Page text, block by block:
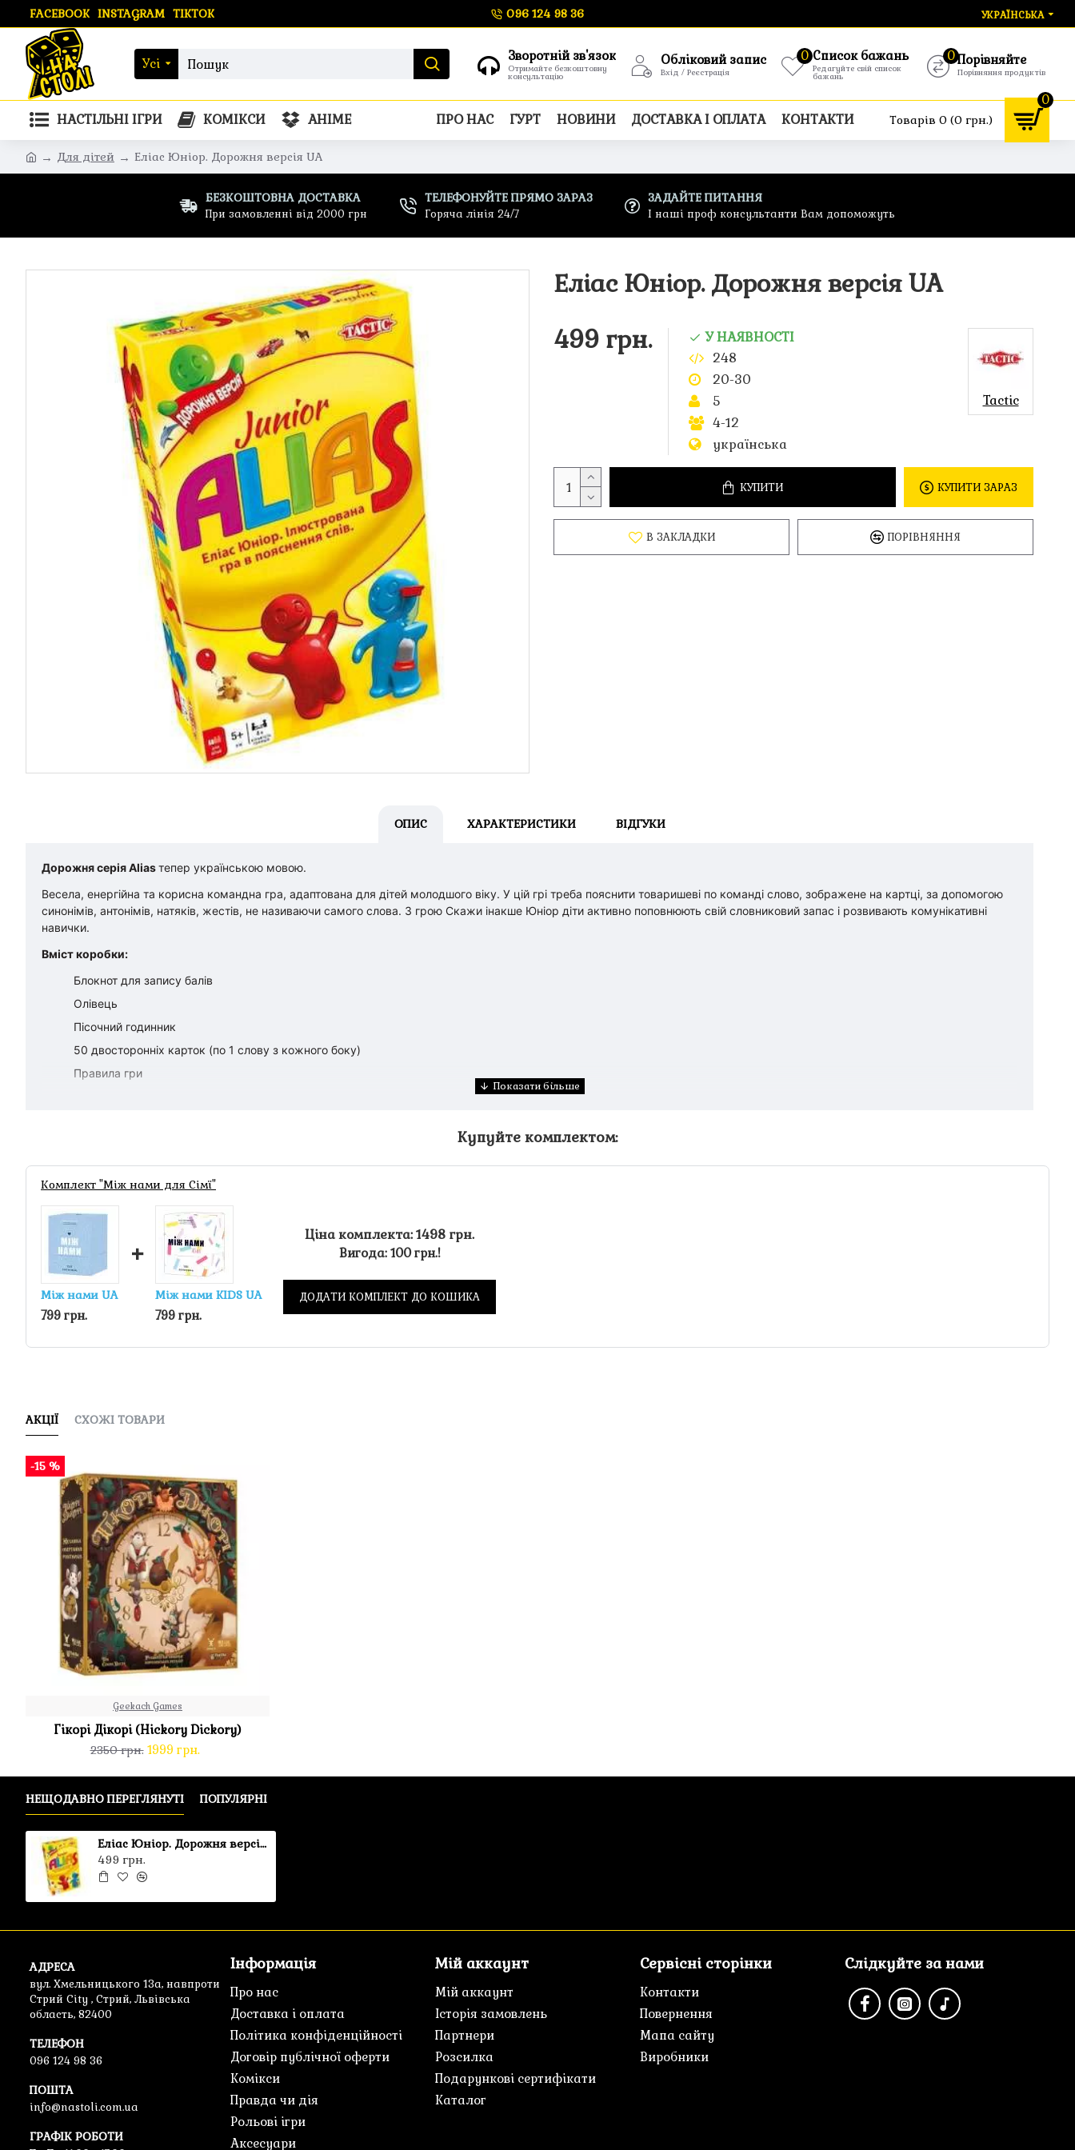
FACEBOOK INSTAGRAM TIKTOK 096 124 98 36 УКРАЇНСЬКА
Усі
Зворотній зв'язок
Отримайте безкоштовну
консультацію
Обліковий запис
Вхід / Реєстрація
Список бажань
Редагуйте свій список
бажань
0 Порівняйте
Порівняння продуктів
0
НАСТІЛЬНІ ІГРИ КОМІКСИ АНІМЕ ПРО НАС ГУРТ НОВИНИ ДОСТАВКА І ОПЛАТА КОНТАКТИ Товарів 0 (0 грн.)
0
Для дітей Еліас Юніор. Дорожня версія UA
БЕЗКОШТОВНА ДОСТАВКА
При замовленні від 2000 грн
ТЕЛЕФОНУЙТЕ ПРЯМО ЗАРАЗ
Горяча лінія 24/7
ЗАДАЙТЕ ПИТАННЯ
І наші проф консультанти Вам допоможуть
Еліас Юніор. Дорожня версія UA
499 грн.
У НАЯВНОСТІ
248
20-30
5
4-12
українська
Tactic
КУПИТИ КУПИТИ ЗАРАЗ
В ЗАКЛАДКИ ПОРІВНЯННЯ
ОПИС ХАРАКТЕРИСТИКИ ВІДГУКИ
Дорожня серія Aliasтепер українською мовою.
Весела, енергійна та корисна командна гра, адаптована для дітей молодшого віку. У цій грі треба пояснити товаришеві по команді слово, зображене на картці, за допомогою
синонімів, антонімів, натяків, жестів, не називаючи самого слова. З грою Скажи інакше Юніор діти активно поповнюють свій словниковий запас і розвивають комунікативні
навички.
Вміст коробки:
Блокнот для запису балів
Олівець
Пісочний годинник
50 двосторонніх карток (по 1 слову з кожного боку)
Правила гри
Купуйте комплектом:
Комплект "Між нами для Сімї"
Між нами UA
799 грн.
+
Між нами KIDS UA
799 грн.
Ціна комплекта: 1498 грн.
Вигода: 100 грн.!
ДОДАТИ КОМПЛЕКТ ДО КОШИКА
АКЦІЇ СХОЖІ ТОВАРИ
-15 %
Geekach Games
Гікорі Дікорі (Hickory Dickory)
2350 грн. 1999 грн.
НЕЩОДАВНО ПЕРЕГЛЯНУТІ ПОПУЛЯРНІ
Еліас Юніор. Дорожня версія UA
499 грн.
АДРЕСА
вул. Хмельницького 13а, навпроти
Стрий City , Стрий, Львівська
область, 82400
ТЕЛЕФОН
096 124 98 36
ПОШТА
info@nastoli.com.ua
ГРАФІК РОБОТИ
Інформація
Про нас
Доставка і оплата
Політика конфіденційності
Договір публічної оферти
Комікси
Правда чи дія
Рольові ігри
Аксесуари
Мій аккаунт
Мій аккаунт
Історія замовлень
Партнери
Розсилка
Подарункові сертифікати
Каталог
Сервісні сторінки
Контакти
Повернення
Мапа сайту
Виробники
Слідкуйте за нами